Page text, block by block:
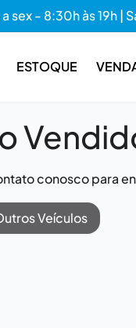
sex - 8:30h às 19h |
ESTOQUE
conosco para
Veículos